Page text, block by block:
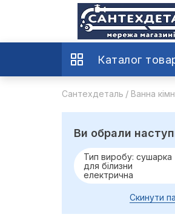
Каталог
Сантехдеталь Ванна
Ви обрали
Тип виробу: сушарка
для білизни
електрична
Скинути